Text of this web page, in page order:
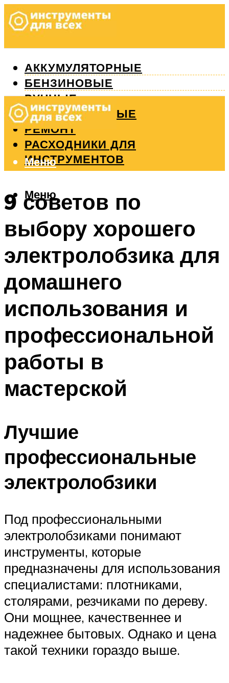
АККУМУЛЯТОРНЫЕ
БЕНЗИНОВЫЕ
РУЧНЫЕ
ИЗМЕРИТЕЛЬНЫЕ
РЕМОНТ
РАСХОДНИКИ ДЛЯ
ИНСТРУМЕНТОВ
Меню
Меню
9 советов по
выбору хорошего
электролобзика для
домашнего
использования и
профессиональной
работы в
мастерской
Лучшие
профессиональные
электролобзики
Под профессиональными
электролобзиками понимают
инструменты, которые
предназначены для использования
специалистами: плотниками,
столярами, резчиками по дереву.
Они мощнее, качественнее и
надежнее бытовых. Однако и цена
такой техники гораздо выше.